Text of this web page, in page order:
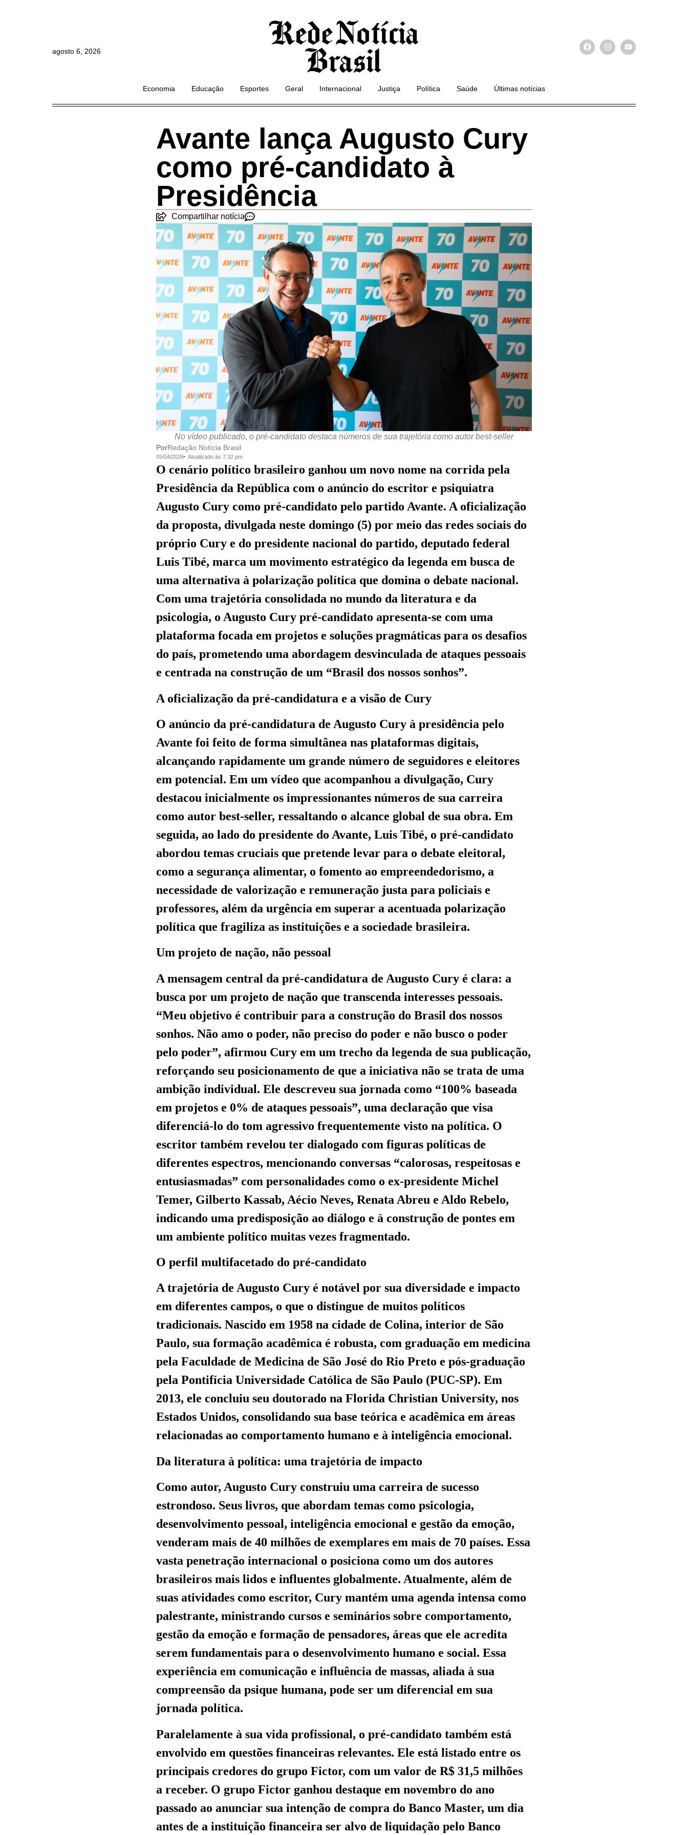
agosto 6, 2026
Economia Educação Esportes Geral Internacional Justiça Política Saúde Últimas notícias
Avante lança Augusto Cury
como pré-candidato à
Presidência
Compartilhar notícia
No vídeo publicado, o pré-candidato destaca números de sua trajetória como autor best-seller
PorRedação Notícia Brasil
05/04/2026 Atualizado às 7:32 pm
O cenário político brasileiro ganhou um novo nome na corrida pela
Presidência da República com o anúncio do escritor e psiquiatra
Augusto Cury como pré-candidato pelo partido Avante. A oficialização
da proposta, divulgada neste domingo (5) por meio das redes sociais do
próprio Cury e do presidente nacional do partido, deputado federal
Luis Tibé, marca um movimento estratégico da legenda em busca de
uma alternativa à polarização política que domina o debate nacional.
Com uma trajetória consolidada no mundo da literatura e da
psicologia, o Augusto Cury pré-candidato apresenta-se com uma
plataforma focada em projetos e soluções pragmáticas para os desafios
do país, prometendo uma abordagem desvinculada de ataques pessoais
e centrada na construção de um “Brasil dos nossos sonhos”.
A oficialização da pré-candidatura e a visão de Cury
O anúncio da pré-candidatura de Augusto Cury à presidência pelo
Avante foi feito de forma simultânea nas plataformas digitais,
alcançando rapidamente um grande número de seguidores e eleitores
em potencial. Em um vídeo que acompanhou a divulgação, Cury
destacou inicialmente os impressionantes números de sua carreira
como autor best-seller, ressaltando o alcance global de sua obra. Em
seguida, ao lado do presidente do Avante, Luis Tibé, o pré-candidato
abordou temas cruciais que pretende levar para o debate eleitoral,
como a segurança alimentar, o fomento ao empreendedorismo, a
necessidade de valorização e remuneração justa para policiais e
professores, além da urgência em superar a acentuada polarização
política que fragiliza as instituições e a sociedade brasileira.
Um projeto de nação, não pessoal
A mensagem central da pré-candidatura de Augusto Cury é clara: a
busca por um projeto de nação que transcenda interesses pessoais.
“Meu objetivo é contribuir para a construção do Brasil dos nossos
sonhos. Não amo o poder, não preciso do poder e não busco o poder
pelo poder”, afirmou Cury em um trecho da legenda de sua publicação,
reforçando seu posicionamento de que a iniciativa não se trata de uma
ambição individual. Ele descreveu sua jornada como “100% baseada
em projetos e 0% de ataques pessoais”, uma declaração que visa
diferenciá-lo do tom agressivo frequentemente visto na política. O
escritor também revelou ter dialogado com figuras políticas de
diferentes espectros, mencionando conversas “calorosas, respeitosas e
entusiasmadas” com personalidades como o ex-presidente Michel
Temer, Gilberto Kassab, Aécio Neves, Renata Abreu e Aldo Rebelo,
indicando uma predisposição ao diálogo e à construção de pontes em
um ambiente político muitas vezes fragmentado.
O perfil multifacetado do pré-candidato
A trajetória de Augusto Cury é notável por sua diversidade e impacto
em diferentes campos, o que o distingue de muitos políticos
tradicionais. Nascido em 1958 na cidade de Colina, interior de São
Paulo, sua formação acadêmica é robusta, com graduação em medicina
pela Faculdade de Medicina de São José do Rio Preto e pós-graduação
pela Pontifícia Universidade Católica de São Paulo (PUC-SP). Em
2013, ele concluiu seu doutorado na Florida Christian University, nos
Estados Unidos, consolidando sua base teórica e acadêmica em áreas
relacionadas ao comportamento humano e à inteligência emocional.
Da literatura à política: uma trajetória de impacto
Como autor, Augusto Cury construiu uma carreira de sucesso
estrondoso. Seus livros, que abordam temas como psicologia,
desenvolvimento pessoal, inteligência emocional e gestão da emoção,
venderam mais de 40 milhões de exemplares em mais de 70 países. Essa
vasta penetração internacional o posiciona como um dos autores
brasileiros mais lidos e influentes globalmente. Atualmente, além de
suas atividades como escritor, Cury mantém uma agenda intensa como
palestrante, ministrando cursos e seminários sobre comportamento,
gestão da emoção e formação de pensadores, áreas que ele acredita
serem fundamentais para o desenvolvimento humano e social. Essa
experiência em comunicação e influência de massas, aliada à sua
compreensão da psique humana, pode ser um diferencial em sua
jornada política.
Paralelamente à sua vida profissional, o pré-candidato também está
envolvido em questões financeiras relevantes. Ele está listado entre os
principais credores do grupo Fictor, com um valor de R$ 31,5 milhões
a receber. O grupo Fictor ganhou destaque em novembro do ano
passado ao anunciar sua intenção de compra do Banco Master, um dia
antes de a instituição financeira ser alvo de liquidação pelo Banco